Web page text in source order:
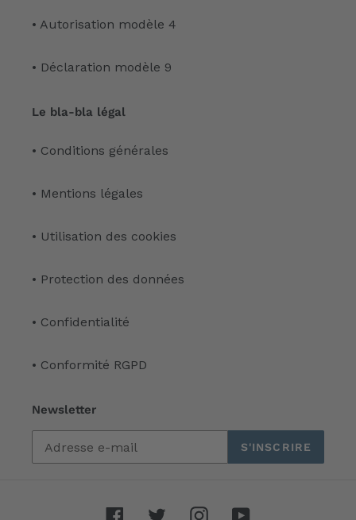
• Autorisation modèle 4
• Déclaration modèle 9
Le bla-bla légal
• Conditions générales
• Mentions légales
• Utilisation des cookies
• Protection des données
• Confidentialité
• Conformité RGPD
Newsletter
S'INSCRIRE
FacebookTwitterInstagram